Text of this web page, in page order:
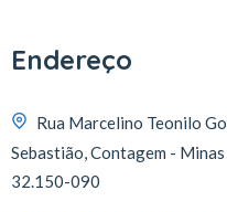
Endereço
Rua Marcelino Teonilo
Sebastião, Contagem - Minas
32.150-090